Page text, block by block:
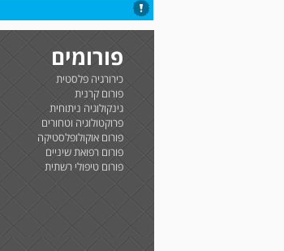
פורומים
כירורגיה פלסטית
פורום קרנית
גינקולוגיה ניתוחית
פרוקטולוגיה וטחורים
פורום אוקולופלסטיקה
פורום רפואת שיניים
פורום טיפולי רשתית